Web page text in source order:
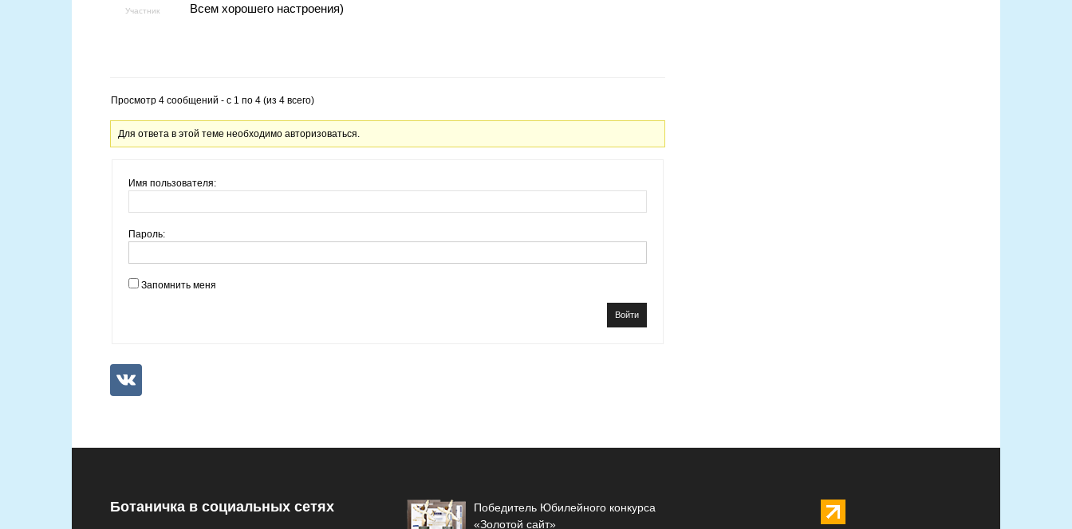
Участник
Всем хорошего настроения)
Просмотр 4 сообщений - с 1 по 4 (из 4 всего)
Для ответа в этой теме необходимо авторизоваться.
Имя пользователя:
Пароль:
Запомнить меня
Войти
Ботаничка в социальных сетях
Победитель Юбилейного конкурса
«Золотой сайт»